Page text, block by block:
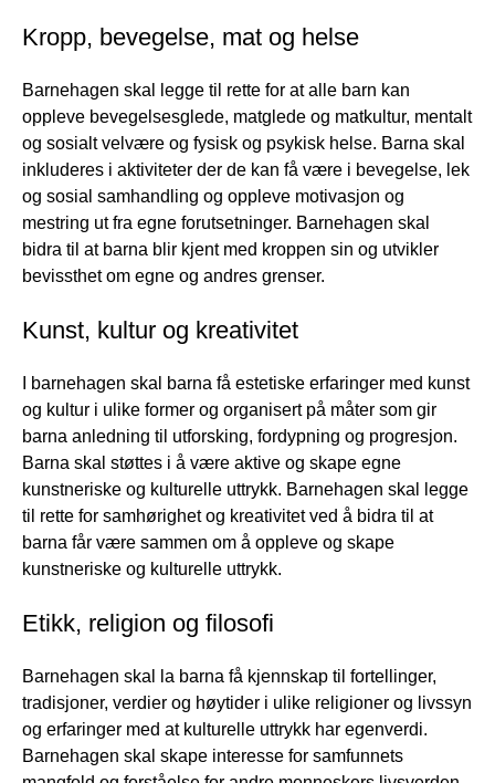
Kropp, bevegelse, mat og helse
Barnehagen skal legge til rette for at alle barn kan
oppleve bevegelsesglede, matglede og matkultur, mentalt
og sosialt velvære og fysisk og psykisk helse. Barna skal
inkluderes i aktiviteter der de kan få være i bevegelse, lek
og sosial samhandling og oppleve motivasjon og
mestring ut fra egne forutsetninger. Barnehagen skal
bidra til at barna blir kjent med kroppen sin og utvikler
bevissthet om egne og andres grenser.
Kunst, kultur og kreativitet
I barnehagen skal barna få estetiske erfaringer med kunst
og kultur i ulike former og organisert på måter som gir
barna anledning til utforsking, fordypning og progresjon.
Barna skal støttes i å være aktive og skape egne
kunstneriske og kulturelle uttrykk. Barnehagen skal legge
til rette for samhørighet og kreativitet ved å bidra til at
barna får være sammen om å oppleve og skape
kunstneriske og kulturelle uttrykk.
Etikk, religion og filosofi
Barnehagen skal la barna få kjennskap til fortellinger,
tradisjoner, verdier og høytider i ulike religioner og livssyn
og erfaringer med at kulturelle uttrykk har egenverdi.
Barnehagen skal skape interesse for samfunnets